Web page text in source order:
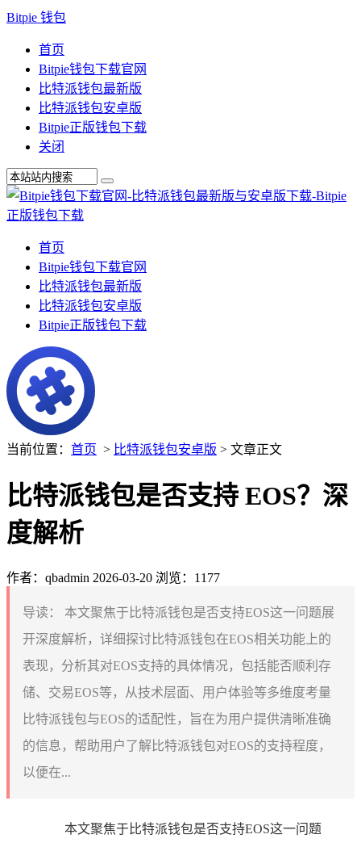
Bitpie 钱包
首页
Bitpie钱包下载官网
比特派钱包最新版
比特派钱包安卓版
Bitpie正版钱包下载
关闭
首页
Bitpie钱包下载官网
比特派钱包最新版
比特派钱包安卓版
Bitpie正版钱包下载
当前位置： 首页 > 比特派钱包安卓版 > 文章正文
比特派钱包是否支持 EOS？深
度解析
作者：qbadmin 2026-03-20 浏览：1177
导读：
本文聚焦于比特派钱包是否支持EOS这一问题展
开深度解析，详细探讨比特派钱包在EOS相关功能上的
表现，分析其对EOS支持的具体情况，包括能否顺利存
储、交易EOS等，从技术层面、用户体验等多维度考量
比特派钱包与EOS的适配性，旨在为用户提供清晰准确
的信息，帮助用户了解比特派钱包对EOS的支持程度，
以便在...
本文聚焦于比特派钱包是否支持EOS这一问题